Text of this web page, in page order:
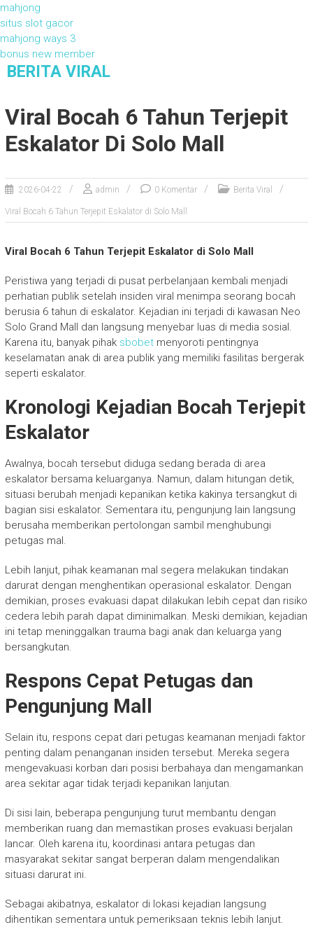
mahjong
situs slot gacor
mahjong ways 3
bonus new member
p
o
e
BERITA VIRAL
Viral Bocah 6 Tahun Terjepit
Eskalator Di Solo Mall
2026-04-22 admin 0 Komentar Berita Viral
Viral Bocah 6 Tahun Terjepit Eskalator di Solo Mall
Viral Bocah 6 Tahun Terjepit Eskalator di Solo Mall
Peristiwa yang terjadi di pusat perbelanjaan kembali menjadi
perhatian publik setelah insiden viral menimpa seorang bocah
berusia 6 tahun di eskalator. Kejadian ini terjadi di kawasan Neo
Solo Grand Mall dan langsung menyebar luas di media sosial.
Karena itu, banyak pihak sbobetmenyoroti pentingnya
keselamatan anak di area publik yang memiliki fasilitas bergerak
seperti eskalator.
Kronologi Kejadian Bocah Terjepit
Eskalator
Awalnya, bocah tersebut diduga sedang berada di area
eskalator bersama keluarganya. Namun, dalam hitungan detik,
situasi berubah menjadi kepanikan ketika kakinya tersangkut di
bagian sisi eskalator. Sementara itu, pengunjung lain langsung
berusaha memberikan pertolongan sambil menghubungi
petugas mal.
Lebih lanjut, pihak keamanan mal segera melakukan tindakan
darurat dengan menghentikan operasional eskalator. Dengan
demikian, proses evakuasi dapat dilakukan lebih cepat dan risiko
cedera lebih parah dapat diminimalkan. Meski demikian, kejadian
ini tetap meninggalkan trauma bagi anak dan keluarga yang
bersangkutan.
Respons Cepat Petugas dan
Pengunjung Mall
Selain itu, respons cepat dari petugas keamanan menjadi faktor
penting dalam penanganan insiden tersebut. Mereka segera
mengevakuasi korban dari posisi berbahaya dan mengamankan
area sekitar agar tidak terjadi kepanikan lanjutan.
Di sisi lain, beberapa pengunjung turut membantu dengan
memberikan ruang dan memastikan proses evakuasi berjalan
lancar. Oleh karena itu, koordinasi antara petugas dan
masyarakat sekitar sangat berperan dalam mengendalikan
situasi darurat ini.
Sebagai akibatnya, eskalator di lokasi kejadian langsung
dihentikan sementara untuk pemeriksaan teknis lebih lanjut.